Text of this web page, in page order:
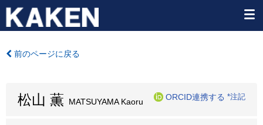
前のページに戻る
松山 薫 MATSUYAMA Kaoru
ORCID連携する *注記